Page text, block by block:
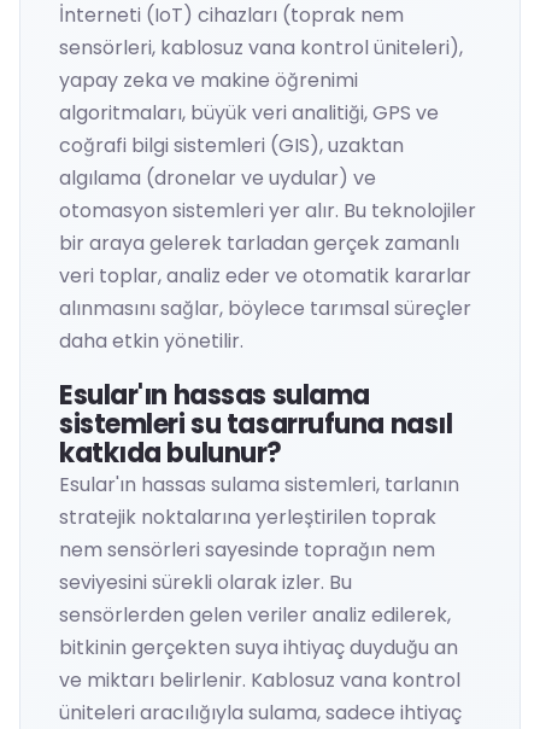
İnterneti (IoT) cihazları (toprak nem
sensörleri, kablosuz vana kontrol üniteleri),
yapay zeka ve makine öğrenimi
algoritmaları, büyük veri analitiği, GPS ve
coğrafi bilgi sistemleri (GIS), uzaktan
algılama (dronelar ve uydular) ve
otomasyon sistemleri yer alır. Bu teknolojiler
bir araya gelerek tarladan gerçek zamanlı
veri toplar, analiz eder ve otomatik kararlar
alınmasını sağlar, böylece tarımsal süreçler
daha etkin yönetilir.
Esular'ın hassas sulama
sistemleri su tasarrufuna nasıl
katkıda bulunur?
Esular'ın hassas sulama sistemleri, tarlanın
stratejik noktalarına yerleştirilen toprak
nem sensörleri sayesinde toprağın nem
seviyesini sürekli olarak izler. Bu
sensörlerden gelen veriler analiz edilerek,
bitkinin gerçekten suya ihtiyaç duyduğu an
ve miktarı belirlenir. Kablosuz vana kontrol
üniteleri aracılığıyla sulama, sadece ihtiyaç